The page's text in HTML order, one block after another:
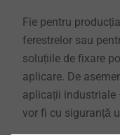
Fie pentru
ferestrelor sau
soluțiile de fixare
aplicare. De
aplicații industriale
vor fi cu siguranță